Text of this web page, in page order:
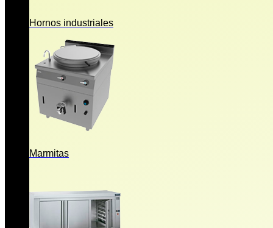
Hornos industriales
Marmitas